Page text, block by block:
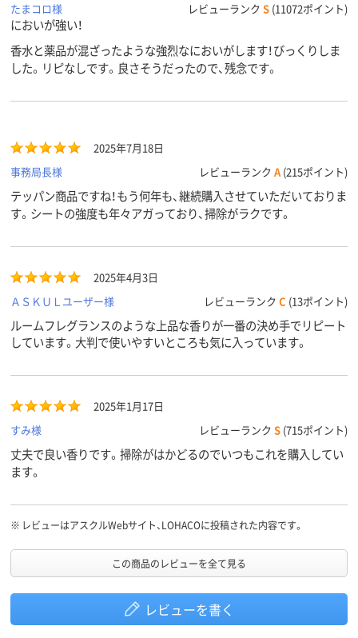
たまコロ様
レビューランク S (11072ポイント)
においが強い！
香水と薬品が混ざったような強烈なにおいがします！びっくりしま
した。リピなしです。良さそうだったので、残念です。
2025年7月18日
事務局長様
レビューランク A (215ポイント)
テッパン商品ですね！もう何年も、継続購入させていただいておりま
す。シートの強度も年々アガっており、掃除がラクです。
2025年4月3日
ＡＳＫＵＬユーザー様
レビューランク C (13ポイント)
ルームフレグランスのような上品な香りが一番の決め手でリピート
しています。大判で使いやすいところも気に入っています。
2025年1月17日
すみ様
レビューランク S (715ポイント)
丈夫で良い香りです。掃除がはかどるのでいつもこれを購入してい
ます。
※ レビューはアスクルWebサイト、LOHACOに投稿された内容です。
この商品のレビューを全て見る
レビューを書く